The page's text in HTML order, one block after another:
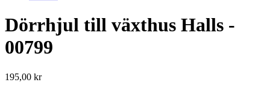
Dörrhjul till växthus Halls -
00799
195,00 kr